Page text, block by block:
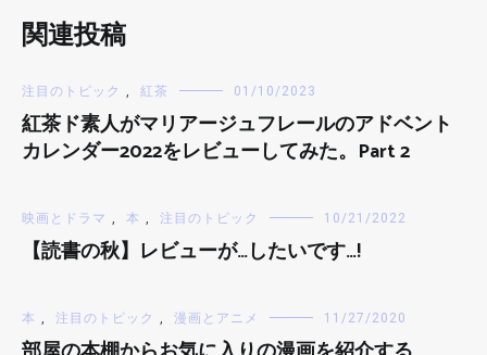
関連投稿
注目のトピック , 紅茶 01/10/2023
紅茶ド素人がマリアージュフレールのアドベント
カレンダー2022をレビューしてみた。Part 2
映画とドラマ , 本 , 注目のトピック 10/21/2022
【読書の秋】レビューが…したいです…!
本 , 注目のトピック , 漫画とアニメ 11/27/2020